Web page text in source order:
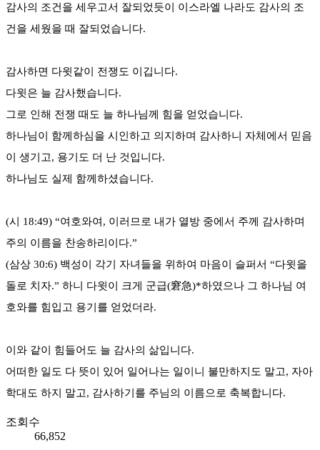
감사의 조건을 세우고서 잘되었듯이 이스라엘 나라도 감사의 조
건을 세웠을 때 잘되었습니다.
감사하면 다윗같이 전쟁도 이깁니다.
다윗은 늘 감사했습니다.
그로 인해 전쟁 때도 늘 하나님께 힘을 얻었습니다.
하나님이 함께하심을 시인하고 의지하며 감사하니 자체에서 믿음
이 생기고, 용기도 더 난 것입니다.
하나님도 실제 함께하셨습니다.
(시 18:49) “여호와여, 이러므로 내가 열방 중에서 주께 감사하며
주의 이름을 찬송하리이다.”
(삼상 30:6) 백성이 각기 자녀들을 위하여 마음이 슬퍼서 “다윗을
돌로 치자.” 하니 다윗이 크게 군급(窘急)*하였으나 그 하나님 여
호와를 힘입고 용기를 얻었더라.
이와 같이 힘들어도 늘 감사의 삶입니다.
어떠한 일도 다 뜻이 있어 일어나는 일이니 불만하지도 말고, 자아
학대도 하지 말고, 감사하기를 주님의 이름으로 축복합니다.
조회수
66,852